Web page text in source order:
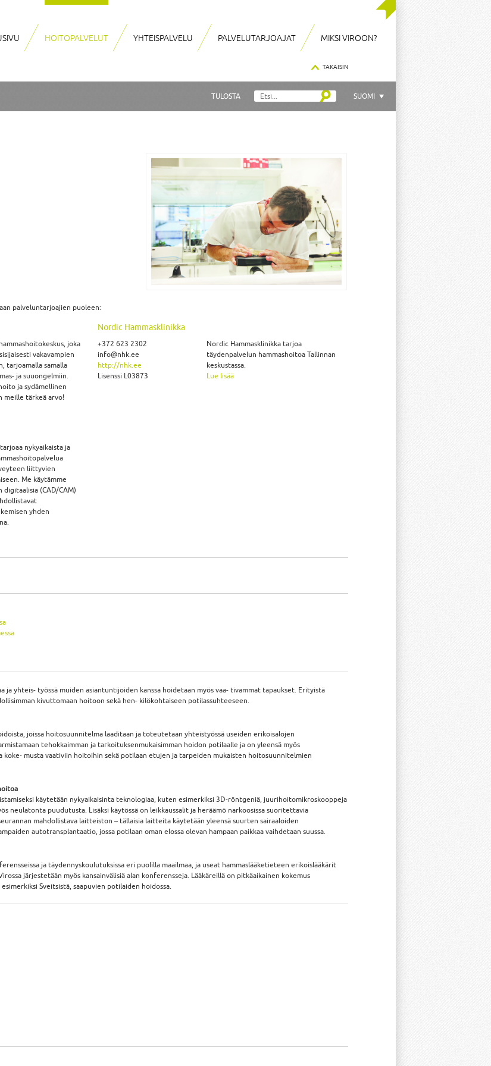
HOITOPALVELUT YHTEISPALVELU PALVELUTARJOAJAT MIKSI VIROON?
TAKAISIN
TULOSTA SUOMI
palveluntarjoajien puoleen:
joka
vakavampien
tarjoamalla samalla
ja suuongelmiin.
ja sydämellinen
meille tärkeä arvo!
Nordic Hammasklinikka
+372 623 2302
info@nhk.ee
http://nhk.ee
Lisenssi L03873
Nordic Hammasklinikka tarjoa
täydenpalvelun hammashoitoa Tallinnan
keskustassa.
Lue lisää
nykyaikaista ja
liittyvien
Me käytämme
digitaalisia (CAD/CAM)
yhden
yhteis- työssä muiden asiantuntijoiden kanssa hoidetaan myös vaa- tivammat tapaukset. Erityistä
kivuttomaan hoitoon sekä hen- kilökohtaiseen potilassuhteeseen.
joissa hoitosuunnitelma laaditaan ja toteutetaan yhteistyössä useiden erikoisalojen
tehokkaimman ja tarkoituksenmukaisimman hoidon potilaalle ja on yleensä myös
koke- musta vaativiin hoitoihin sekä potilaan etujen ja tarpeiden mukaisten hoitosuunnitelmien
käytetään nykyaikaisinta teknologiaa, kuten esimerkiksi 3D-röntgeniä, juurihoitomikroskooppeja
neulatonta puudutusta. Lisäksi käytössä on leikkaussalit ja heräämö narkoosissa suoritettavia
mahdollistava laitteiston – tällaisia laitteita käytetään yleensä suurten sairaaloiden
autotransplantaatio, jossa potilaan oman elossa olevan hampaan paikkaa vaihdetaan suussa.
ja täydennyskoulutuksissa eri puolilla maailmaa, ja useat hammaslääketieteen erikoislääkärit
järjestetään myös kansainvälisiä alan konferensseja. Lääkäreillä on pitkäaikainen kokemus
Sveitsistä, saapuvien potilaiden hoidossa.